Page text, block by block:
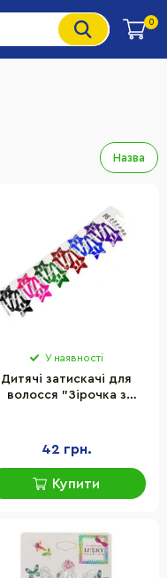
0
Назва
У наявності
Дитячі затискачі для
волосся "Зірочка з
42 грн.
Купити